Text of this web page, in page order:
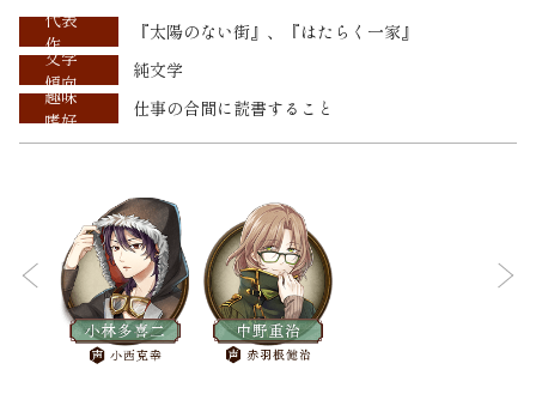
代表
作
『太陽のない街』、『はたらく一家』
文学
傾向
純文学
趣味
嗜好
仕事の合間に読書すること